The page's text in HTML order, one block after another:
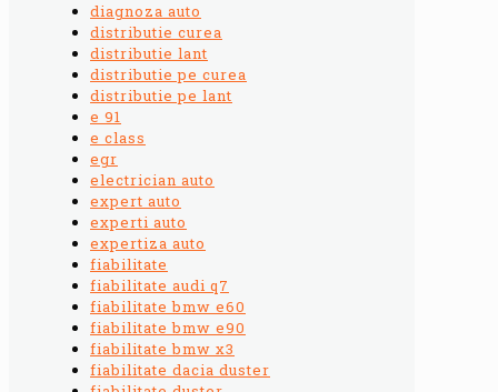
diagnoza auto
distributie curea
distributie lant
distributie pe curea
distributie pe lant
e 91
e class
egr
electrician auto
expert auto
experti auto
expertiza auto
fiabilitate
fiabilitate audi q7
fiabilitate bmw e60
fiabilitate bmw e90
fiabilitate bmw x3
fiabilitate dacia duster